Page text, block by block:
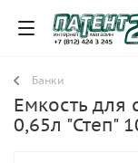
Банки
Емкость для
0,65л "Степ"